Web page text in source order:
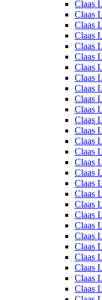
Claas
Claas
Claas
Claas
Claas
Claas
Claas
Claas
Claas
Claas
Claas
Claas
Claas
Claas
Claas
Claas
Claas
Claas
Claas
Claas
Claas
Claas
Claas
Claas
Claas
Claas
Claas
Claas